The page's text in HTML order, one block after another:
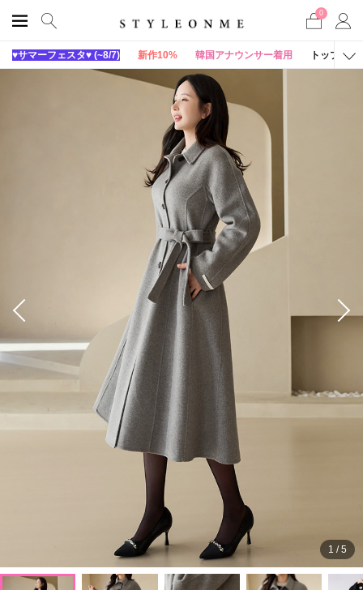
0
♥サマーフェスタ♥ (~8/7) 新作10% 韓国アナウンサー着用 トップス
1 /5